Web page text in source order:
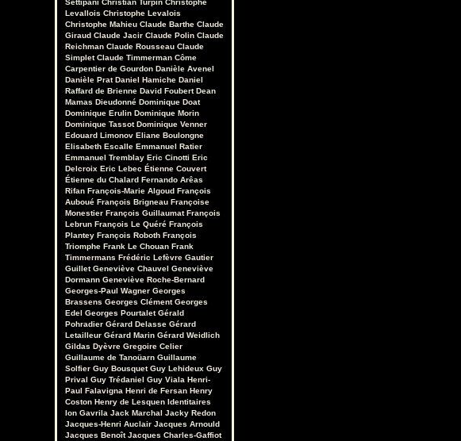
Settipani Christian Turpin Christophe
Levallois Christophe Levalois
Christophe Mahieu Claude Barthe Claude
Giraud Claude Jacir Claude Polin Claude
Reichman Claude Rousseau Claude
Simplet Claude Timmerman Côme
Carpentier de Gourdon Danièle Avenel
Danièle Prat Daniel Hamiche Daniel
Raffard de Brienne David Foubert Dean
Mamas Dieudonné Dominique Doat
Dominique Erulin Dominique Morin
Dominique Tassot Dominique Venner
Edouard Limonov Eliane Boulongne
Elisabeth Escalle Emmanuel Ratier
Emmanuel Tremblay Eric Cinotti Eric
Delcroix Eric Lebec Étienne Couvert
Étienne du Chalard Fernando Arêas
Rifan François-Marie Algoud François
Auboué François Brigneau Françoise
Monestier François Guillaumat François
Lebrun François Le Quéré François
Plantey François Roboth François
Triomphe Frank Le Chouan Frank
Timmermans Frédéric Lefèvre Gautier
Guillet Geneviève Chauvel Geneviève
Dormann Geneviève Roche-Bernard
Georges-Paul Wagner Georges
Brassens Georges Clément Georges
Edel Georges Pourtalet Gérald
Pohradier Gérard Delasse Gérard
Letailleur Gérard Marin Gérard Weidlich
Gildas Dyèvre Gregoire Celier
Guillaume de Tanoüarn Guillaume
Solfier Guy Bousquet Guy Lehideux Guy
Prival Guy Trédaniel Guy Viala Henri-
Paul Falavigna Henri de Fersan Henry
Coston Henry de Lesquen Identitaires
Ion Gavrila Jack Marchal Jacky Redon
Jacques-Henri Auclair Jacques Arnould
Jacques Benoît Jacques Charles-Gaffiot